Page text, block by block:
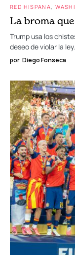
RED HISPANA
La broma
Trump usa los
deseo de violar la ley.
por Diego Fonseca